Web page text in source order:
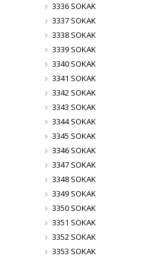
3336 SOKAK
3337 SOKAK
3338 SOKAK
3339 SOKAK
3340 SOKAK
3341 SOKAK
3342 SOKAK
3343 SOKAK
3344 SOKAK
3345 SOKAK
3346 SOKAK
3347 SOKAK
3348 SOKAK
3349 SOKAK
3350 SOKAK
3351 SOKAK
3352 SOKAK
3353 SOKAK